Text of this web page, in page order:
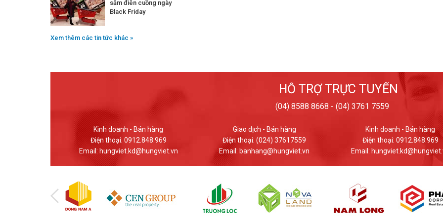
sắm điên cuồng ngày
Black Friday
Xem thêm các tin tức khác »
HỖ TRỢ TRỰC TUYẾN
(04) 8588 8668 - (04) 3761 7559
Giao dịch - Bán hàng
Điện thoại: (024) 37617559
Email: banhang@hungviet.vn
Kinh doanh - Bán hàng
Điện thoại: 0912.848.969
Email: hungviet.kd@hungviet.vn
Giao dịch - Bán hàng
Điện thoại: (024) 37617559
Email: